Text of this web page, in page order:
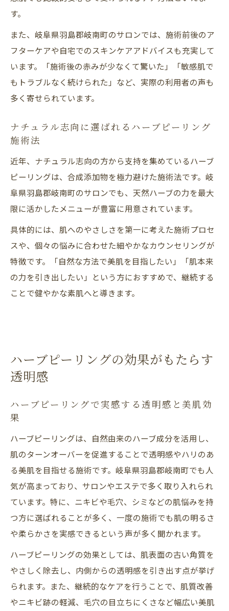
ング注意点
ハーブピーリング体験者が語る効果の実感
例
実際に美肌を手に入れたハーブピーリング
の声
ーリー
の魅力
ハーブピーリング成功談から学ぶポイント
紹介
す。
また、岐阜県羽島郡岐南町のサロンでは、施術前後のア
フターケアや自宅でのスキンケアアドバイスも充実して
います。「施術後の赤みが少なくて驚いた」「敏感肌で
もトラブルなく続けられた」など、実際の利用者の声も
多く寄せられています。
ナチュラル志向に選ばれるハーブピーリング
施術法
近年、ナチュラル志向の方から支持を集めているハーブ
ピーリングは、合成添加物を極力避けた施術法です。岐
阜県羽島郡岐南町のサロンでも、天然ハーブの力を最大
限に活かしたメニューが豊富に用意されています。
具体的には、肌へのやさしさを第一に考えた施術プロセ
スや、個々の悩みに合わせた細やかなカウンセリングが
特徴です。「自然な方法で美肌を目指したい」「肌本来
の力を引き出したい」という方におすすめで、継続する
ことで健やかな素肌へと導きます。
ハーブピーリングの効果がもたらす
透明感
ハーブピーリングで実感する透明感と美肌効
果
ハーブピーリングは、自然由来のハーブ成分を活用し、
肌のターンオーバーを促進することで透明感やハリのあ
る美肌を目指せる施術です。岐阜県羽島郡岐南町でも人
気が高まっており、サロンやエステで多く取り入れられ
ています。特に、ニキビや毛穴、シミなどの肌悩みを持
つ方に選ばれることが多く、一度の施術でも肌の明るさ
や柔らかさを実感できるという声が多く聞かれます。
ハーブピーリングの効果としては、肌表面の古い角質を
やさしく除去し、内側からの透明感を引き出す点が挙げ
られます。また、継続的なケアを行うことで、肌質改善
やニキビ跡の軽減、毛穴の目立ちにくさなど幅広い美肌